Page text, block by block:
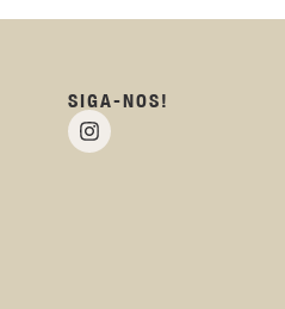
SIGA-NOS!